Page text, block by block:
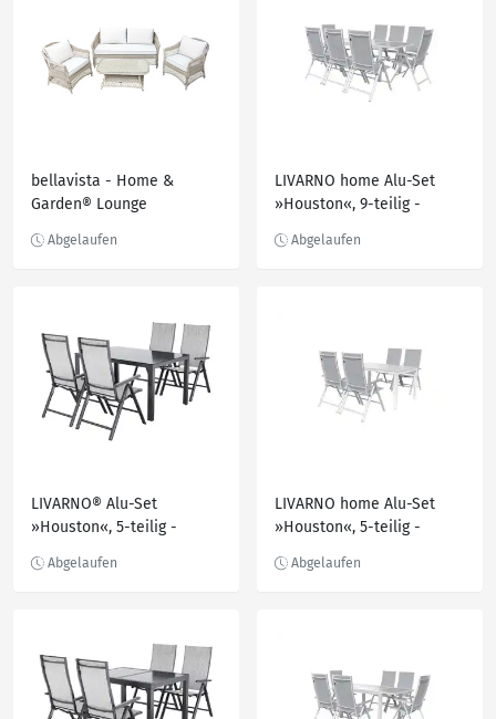
bellavista - Home &
Garden® Lounge
LIVARNO home Alu-Set
»Houston«, 9-teilig -
Hochlehner, weiß/hellgrau
LIVARNO® Alu-Set
»Houston«, 5-teilig -
Klappsessel, hellgrau-
LIVARNO home Alu-Set
»Houston«, 5-teilig -
Hochlehner, weiß/hellgrau